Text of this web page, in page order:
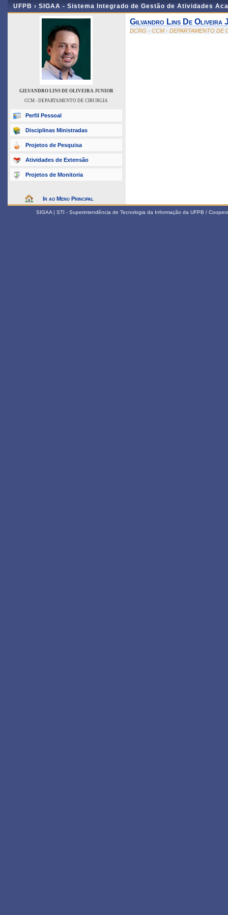
UFPB › SIGAA - Sistema Integrado de Gestão de Atividades
GILVANDRO LINS DE OLIVEIRA JUNIOR
CCM - DEPARTAMENTO DE CIRURGIA
Perfil Pessoal
Disciplinas Ministradas
Projetos de Pesquisa
Atividades de Extensão
Projetos de Monitoria
Ir ao Menu Principal
Gilvandro Lins De Oliveira
DCRG - CCM - DEPARTAMENTO DE
SIGAA | STI - Superintendência de Tecnologia da Informação da UFPB /